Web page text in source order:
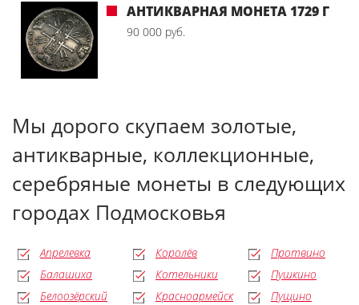
АНТИКВАРНАЯ МОНЕТА 1729 Г
90 000 руб.
Мы дорого скупаем золотые,
антикварные, коллекционные,
серебряные монеты в следующих
городах Подмосковья
Апрелевка
Балашиха
Белоозёрский
Королёв
Котельники
Красноармейск
Протвино
Пушкино
Пущино